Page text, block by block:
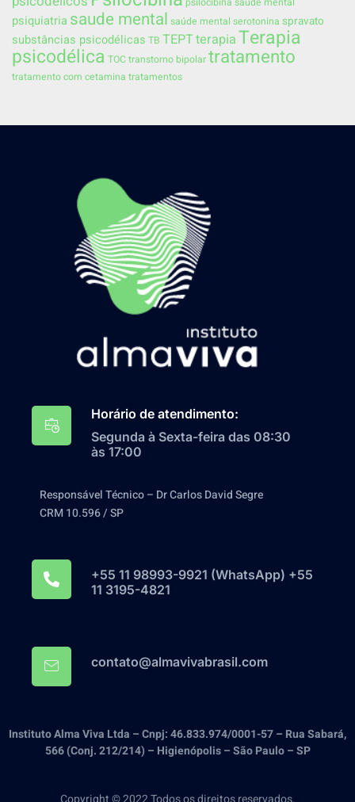
psiquiatria saude mental saúde mental serotonina spravato
substâncias psicodélicas TB TEPTterapiaTerapia
psicodélica TOCtranstorno bipolartratamento
tratamento com cetamina tratamentos
Horário de atendimento:
Segunda à Sexta-feira das 08:30
às 17:00
Responsável Técnico – Dr Carlos David Segre
CRM 10.596 / SP
+55 11 98993-9921‬ (WhatsApp) +55
11 3195-4821
contato@almavivabrasil.com
Instituto Alma Viva Ltda – Cnpj: 46.833.974/0001-57 – Rua Sabará,
566 (Conj. 212/214) – Higienópolis – São Paulo – SP